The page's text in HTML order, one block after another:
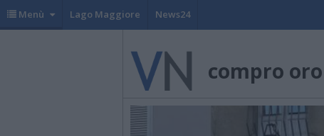
Menù Lago Maggiore News24
compro oro